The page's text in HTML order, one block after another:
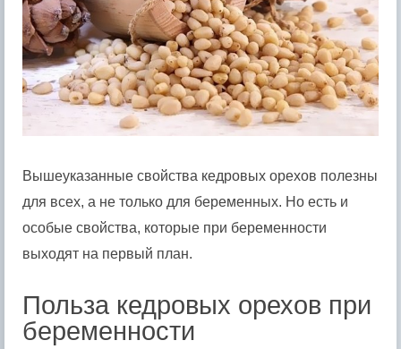
Вышеуказанные свойства кедровых орехов полезны
для всех, а не только для беременных. Но есть и
особые свойства, которые при беременности
выходят на первый план.
Польза кедровых орехов при
беременности